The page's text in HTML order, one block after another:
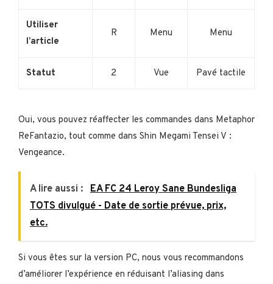
Utiliser
l’article
R Menu Menu
Statut 2 Vue Pavé tactile
Oui, vous pouvez réaffecter les commandes dans Metaphor
ReFantazio, tout comme dans Shin Megami Tensei V :
Vengeance.
A lire aussi :
EA FC 24 Leroy Sane Bundesliga
TOTS divulgué - Date de sortie prévue, prix,
etc.
Si vous êtes sur la version PC, nous vous recommandons
d’améliorer l’expérience en réduisant l’aliasing dans